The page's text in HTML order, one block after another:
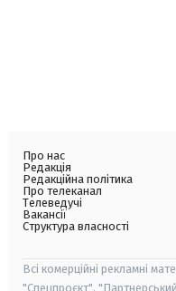
Про нас
Редакція
Редакційна політика
Про телеканал
Телеведучі
Вакансії
Структура власності
Всі комерційні рекламні
"Спецпроєкт",